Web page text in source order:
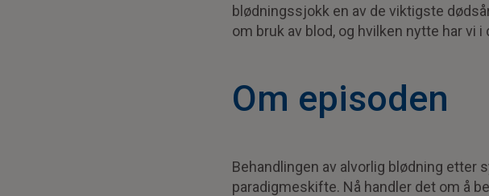
blødningssjokk en av de viktigste
om bruk av blod, og hvilken nytte har vi
Om episoden
Behandlingen av alvorlig blødning etter
paradigmeskifte. Nå handler det om å